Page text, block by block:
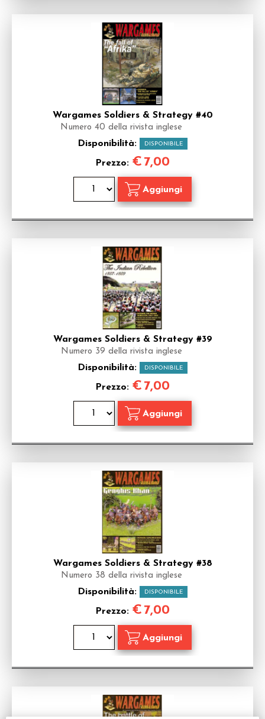
Wargames Soldiers & Strategy #40
Numero 40 della rivista inglese
Disponibilità: DISPONIBILE
Prezzo: € 7,00
Wargames Soldiers & Strategy #39
Numero 39 della rivista inglese
Disponibilità: DISPONIBILE
Prezzo: € 7,00
Wargames Soldiers & Strategy #38
Numero 38 della rivista inglese
Disponibilità: DISPONIBILE
Prezzo: € 7,00